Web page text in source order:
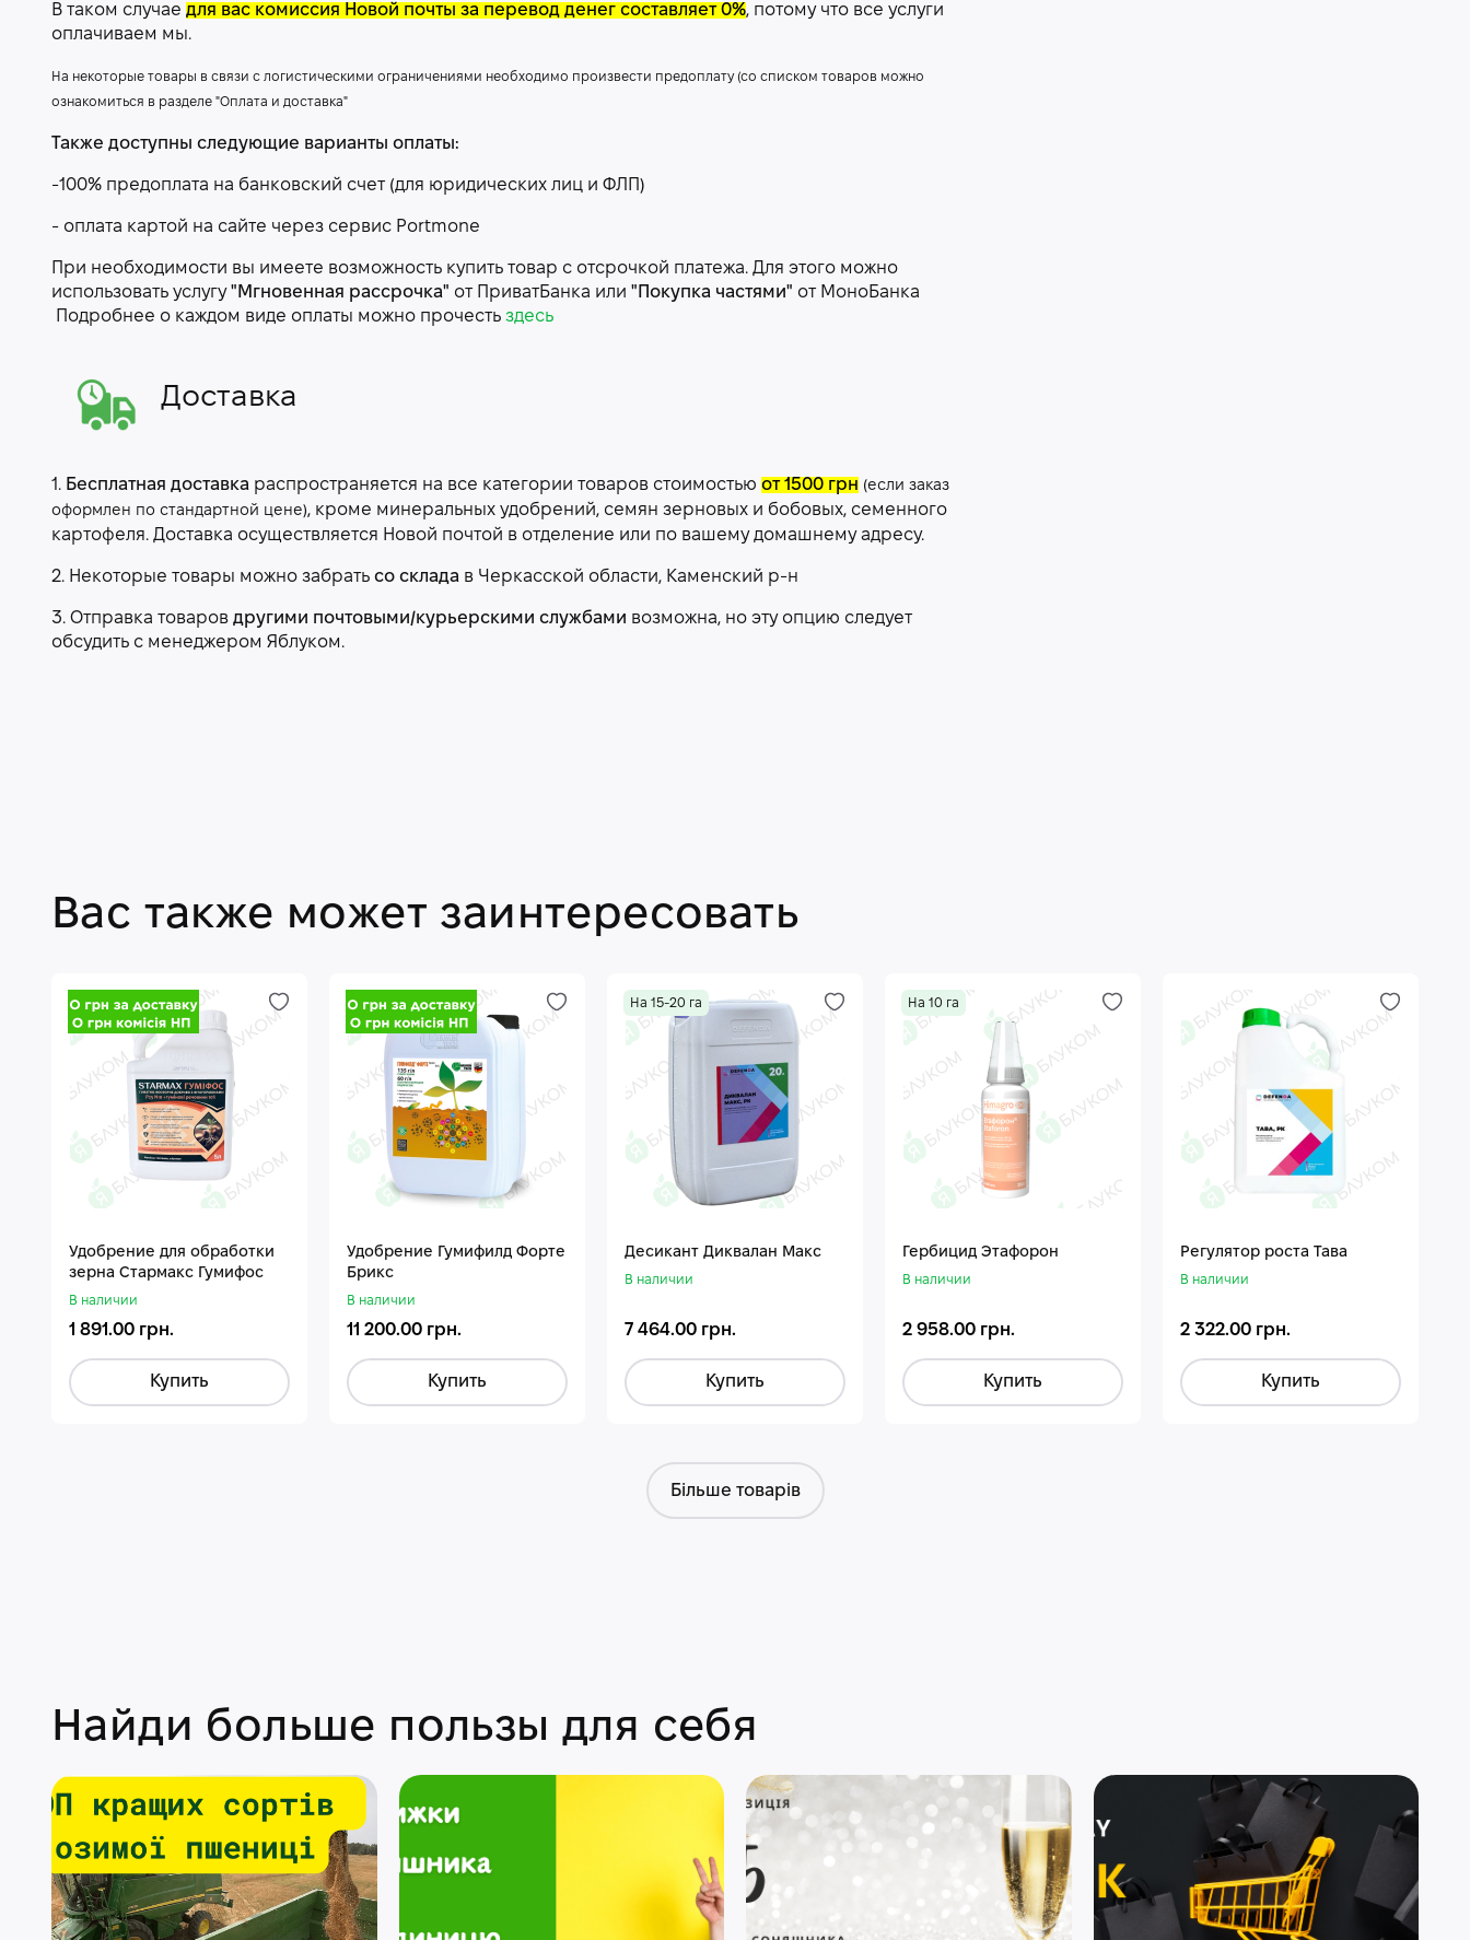
В таком случае для вас комиссия Новой почты за перевод денег составляет 0%, потому что все услуги
оплачиваем мы.
На некоторые товары в связи с логистическими ограничениями необходимо произвести предоплату (со списком товаров можно
ознакомиться в разделе "Оплата и доставка"
Также доступны следующие варианты оплаты:
-100% предоплата на банковский счет (для юридических лиц и ФЛП)
- оплата картой на сайте через сервис Portmone
При необходимости вы имеете возможность купить товар с отсрочкой платежа. Для этого можно
использовать услугу "Мгновенная рассрочка" от ПриватБанка или "Покупка частями" от МоноБанка
Подробнее о каждом виде оплаты можно прочесть здесь
Доставка
1. Бесплатная доставка распространяется на все категории товаров стоимостью от 1500 грн (если заказ
оформлен по стандартной цене), кроме минеральных удобрений, семян зерновых и бобовых, семенного
картофеля. Доставка осуществляется Новой почтой в отделение или по вашему домашнему адресу.
2. Некоторые товары можно забрать со склада в Черкасской области, Каменский р-н
3. Отправка товаров другими почтовыми/курьерскими службами возможна, но эту опцию следует
обсудить с менеджером Яблуком.
Вас также может заинтересовать
Удобрение для обработки
зерна Стармакс Гумифос
В наличии
1 891.00 грн.
Купить
Удобрение Гумифилд Форте
Брикс
В наличии
11 200.00 грн.
Купить
На 15-20 га
Десикант Диквалан Макс
В наличии
7 464.00 грн.
Купить
На 10 га
Гербицид Этафорон
В наличии
2 958.00 грн.
Купить
Регулятор роста Тава
В наличии
2 322.00 грн.
Купить
Більше товарів
Найди больше пользы для себя